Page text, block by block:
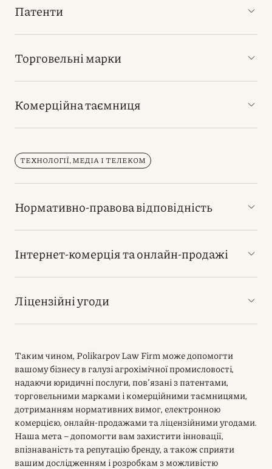
Патенти
Торговельні марки
Комерційна таємниця
ТЕХНОЛОГІЇ, МЕДІА І ТЕЛЕКОМ
Нормативно-правова відповідність
Інтернет-комерція та онлайн-продажі
Ліцензійні угоди
Таким чином, Polikarpov Law Firm може допомогти
вашому бізнесу в галузі агрохімічної промисловості,
надаючи юридичні послуги, пов’язані з патентами,
торговельними марками і комерційними таємницями,
дотриманням нормативних вимог, електронною
комерцією, онлайн-продажами та ліцензійними угодами.
Наша мета – допомогти вам захистити інновації,
впізнаваність та репутацію бренду, а також сприяти
вашим дослідженням і розробкам з можливістю